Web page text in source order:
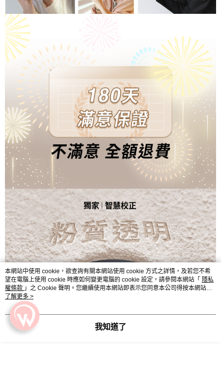
本網站中使用 cookie，欲查詢有關本網站使用 cookie 方式之詳情，及若您不希
望在電腦上使用 cookie 時應如何變更電腦的 cookie 設定，請參閱本網站「 隱私
權條款 」之 Cookie 聲明。您繼續使用本網站即表示您同意本公司得按本網站使
用條款之 Cookie 聲明使用 cookie。
了解更多 >
我知道了